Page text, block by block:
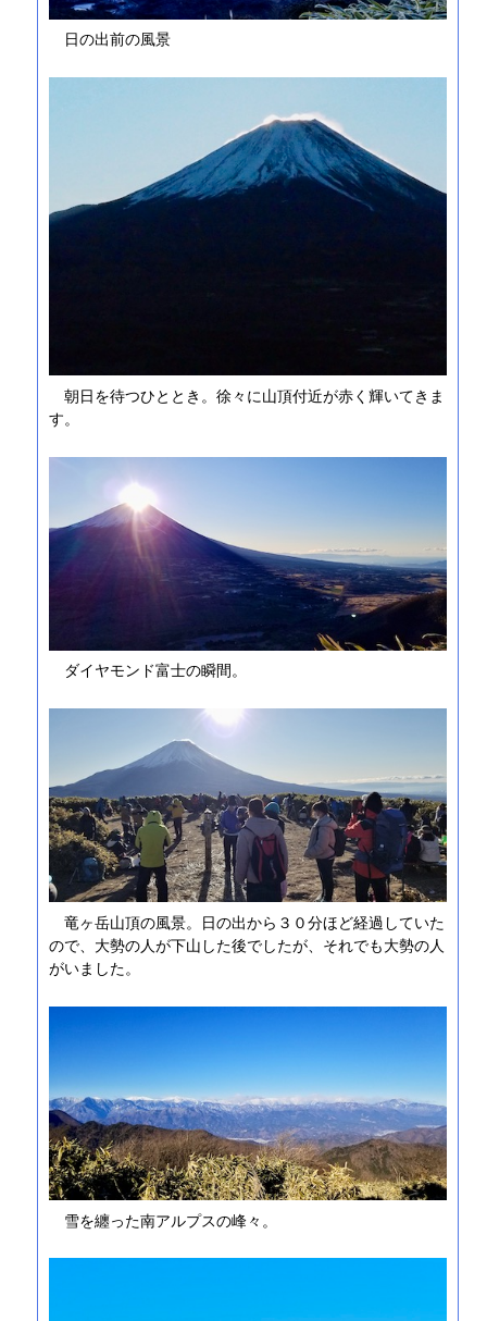
日の出前の風景
朝日を待つひととき。徐々に山頂付近が赤く輝いてきま
す。
ダイヤモンド富士の瞬間。
竜ヶ岳山頂の風景。日の出から３０分ほど経過していた
ので、大勢の人が下山した後でしたが、それでも大勢の人
がいました。
雪を纏った南アルプスの峰々。